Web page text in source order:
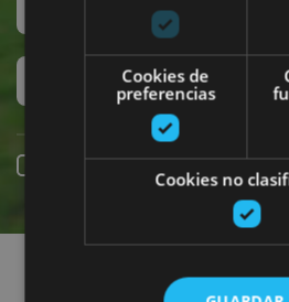
Turismo regenerativo
Experiencias exclusivas
Reserva online
Encuentra
Cookies de
preferencias
Cookies no